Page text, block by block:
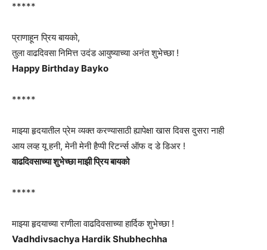
*****
प्राणाहून प्रिय बायको,
तुला वाढदिवसा निमित्त उदंड आयुष्याच्या अनंत शुभेच्छा !
Happy Birthday Bayko
*****
माझ्या हृदयातील प्रेम व्यक्त करण्यासाठी ह्यापेक्षा खास दिवस दुसरा नाही
आय लव्ह यू हनी, मेनी मेनी हैप्पी रिटर्न्स ऑफ द डे डिअर !
वाढदिवसाच्या शुभेच्छा माझी प्रिय बायको
*****
माझ्या हृदयाच्या राणीला वाढदिवसाच्या हार्दिक शुभेच्छा !
Vadhdivsachya Hardik Shubhechha